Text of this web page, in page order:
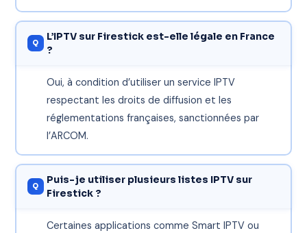
L’IPTV sur Firestick est-elle légale en France
?
Oui, à condition d’utiliser un service IPTV
respectant les droits de diffusion et les
réglementations françaises, sanctionnées par
l’ARCOM.
Puis-je utiliser plusieurs listes IPTV sur
Firestick ?
Certaines applications comme Smart IPTV ou